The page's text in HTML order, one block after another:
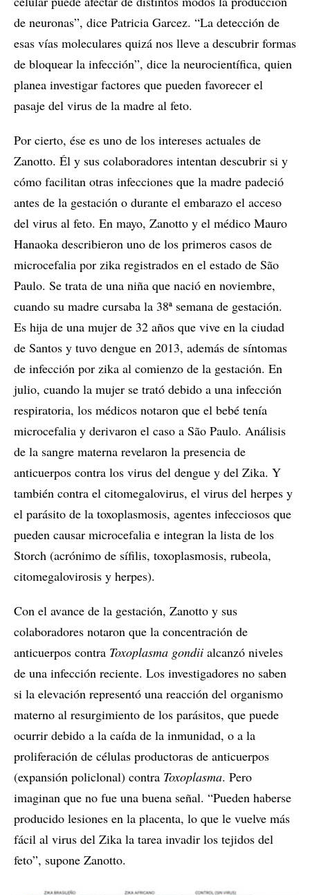
de neuronas”, dice Patricia Garcez. “La detección de
esas vías moleculares quizá nos lleve a descubrir formas
de bloquear la infección”, dice la neurocientífica, quien
planea investigar factores que pueden favorecer el
pasaje del virus de la madre al feto.
Por cierto, ése es uno de los intereses actuales de
Zanotto. Él y sus colaboradores intentan descubrir si y
cómo facilitan otras infecciones que la madre padeció
antes de la gestación o durante el embarazo el acceso
del virus al feto. En mayo, Zanotto y el médico Mauro
Hanaoka describieron uno de los primeros casos de
microcefalia por zika registrados en el estado de São
Paulo. Se trata de una niña que nació en noviembre,
cuando su madre cursaba la 38ª semana de gestación.
Es hija de una mujer de 32 años que vive en la ciudad
de Santos y tuvo dengue en 2013, además de síntomas
de infección por zika al comienzo de la gestación. En
julio, cuando la mujer se trató debido a una infección
respiratoria, los médicos notaron que el bebé tenía
microcefalia y derivaron el caso a São Paulo. Análisis
de la sangre materna revelaron la presencia de
anticuerpos contra los virus del dengue y del Zika. Y
también contra el citomegalovirus, el virus del herpes y
el parásito de la toxoplasmosis, agentes infecciosos que
pueden causar microcefalia e integran la lista de los
Storch (acrónimo de sífilis, toxoplasmosis, rubeola,
citomegalovirosis y herpes).
Con el avance de la gestación, Zanotto y sus
colaboradores notaron que la concentración de
anticuerpos contra Toxoplasma gondii alcanzó niveles
de una infección reciente. Los investigadores no saben
si la elevación representó una reacción del organismo
materno al resurgimiento de los parásitos, que puede
ocurrir debido a la caída de la inmunidad, o a la
proliferación de células productoras de anticuerpos
(expansión policlonal) contra Toxoplasma. Pero
imaginan que no fue una buena señal. “Pueden haberse
producido lesiones en la placenta, lo que le vuelve más
fácil al virus del Zika la tarea invadir los tejidos del
feto”, supone Zanotto.